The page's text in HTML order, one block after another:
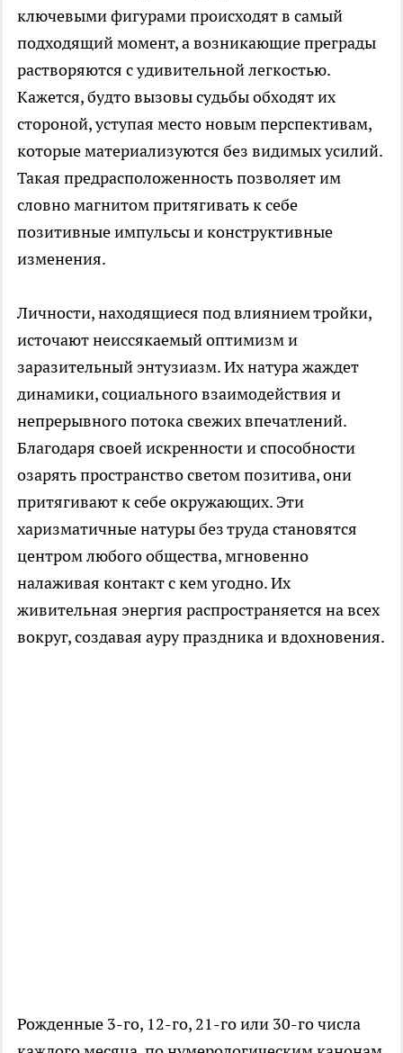
ключевыми фигурами происходят в самый
подходящий момент, а возникающие преграды
растворяются с удивительной легкостью.
Кажется, будто вызовы судьбы обходят их
стороной, уступая место новым перспективам,
которые материализуются без видимых усилий.
Такая предрасположенность позволяет им
словно магнитом притягивать к себе
позитивные импульсы и конструктивные
изменения.
Личности, находящиеся под влиянием тройки,
источают неиссякаемый оптимизм и
заразительный энтузиазм. Их натура жаждет
динамики, социального взаимодействия и
непрерывного потока свежих впечатлений.
Благодаря своей искренности и способности
озарять пространство светом позитива, они
притягивают к себе окружающих. Эти
харизматичные натуры без труда становятся
центром любого общества, мгновенно
налаживая контакт с кем угодно. Их
живительная энергия распространяется на всех
вокруг, создавая ауру праздника и вдохновения.
Рожденные 3-го, 12-го, 21-го или 30-го числа